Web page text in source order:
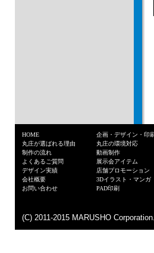
HOME
丸庄が選ばれる理由
制作の流れ
よくあるご質問
デザイン実績
会社概要
お問い合わせ
企画・デザイン・印刷
丸庄の環境対応
動画制作
展示会アイテム
店舗プロモーション
3Dイラスト・マンガ
PAD印刷
(C) 2011-2015 MARUSHO